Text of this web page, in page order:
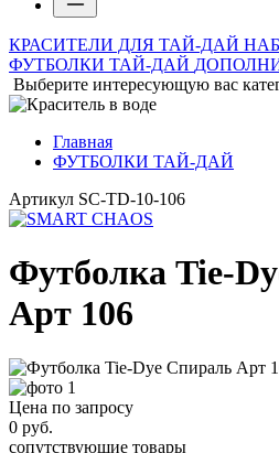
КРАСИТЕЛИ ДЛЯ ТАЙ-ДАЙ
ФУТБОЛКИ ТАЙ-ДАЙ
Выберите интересующую вас
Главная
ФУТБОЛКИ ТАЙ-ДАЙ
Артикул SC-TD-10-106
Футболка Tie-
Арт 106
Цена по запросу
0 руб.
сопутствующие товары